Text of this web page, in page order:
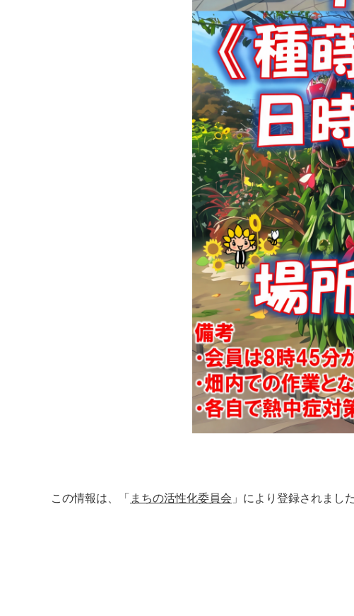
この情報は、「 まちの活性化委員会 」により登録されました